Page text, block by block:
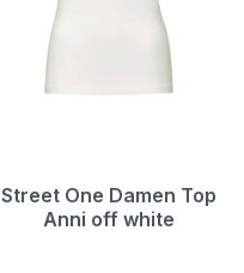
Street One Damen Top
Anni off white